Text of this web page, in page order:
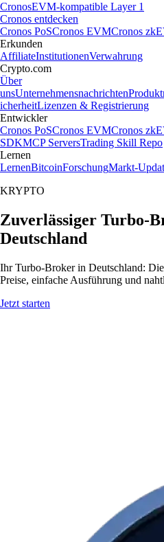
CronosEVM-kompatible Layer 1
Cronos entdecken
Cronos PoSCronos EVMCronos
Erkunden
AffiliateInstitutionenVerwahrung
Crypto.com
Über
unsUnternehmensnachrichten
icherheitLizenzen & Registrierung
Entwickler
Cronos PoSCronos EVMCronos
SDKMCP ServersTrading Skill Repo
Lernen
LernenBitcoinForschungMarkt-
KRYPTO
Zuverlässiger Turbo-
Deutschland
Ihr Turbo-Broker in Deutschland:
Preise, einfache Ausführung und
Jetzt starten